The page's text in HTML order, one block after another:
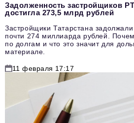
Задолженность застройщиков
достигла 273,5 млрд рублей
Застройщики Татарстана
почти 274 миллиарда рублей.
по долгам и что это значит для
материале.
11 февраля 17:17